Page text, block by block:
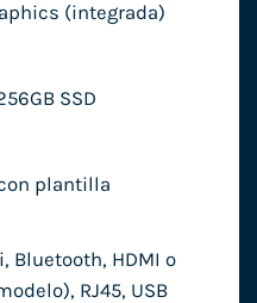
(integrada)
SSD
plantilla
Bluetooth, HDMI o
RJ45, USB